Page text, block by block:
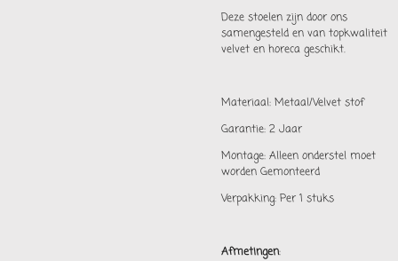
Deze stoelen zijn door ons
samengesteld en van topkwaliteit
velvet en horeca geschikt.
Materiaal: Metaal/Velvet stof
Garantie: 2 Jaar
Montage: Alleen onderstel moet
worden Gemonteerd
Verpakking: Per 1 stuks
Afmetingen: